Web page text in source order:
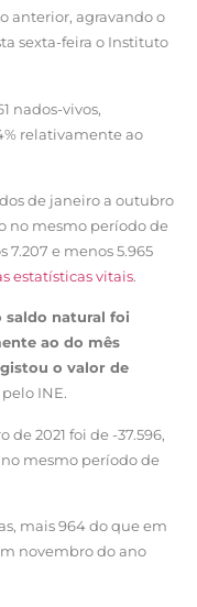
anterior, agravando o
sexta-feira o Instituto
nados-vivos,
relativamente ao
de janeiro a outubro
no mesmo período de
7.207 e menos 5.965
estatísticas vitais.
saldo natural foi
ao do mês
o valor de
INE.
2021 foi de -37.596,
mesmo período de
mais 964 do que em
novembro do ano